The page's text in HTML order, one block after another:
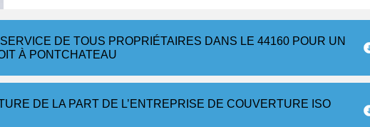
DE TOUS PROPRIÉTAIRES DANS LE 44160 POUR UN
À PONTCHATEAU
DE LA PART DE L’ENTREPRISE DE COUVERTURE ISO